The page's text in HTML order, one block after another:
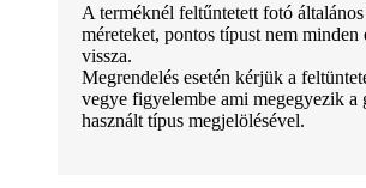
A terméknél feltűntetett fotó
méreteket, pontos típust nem minden
vissza.
Megrendelés esetén kérjük a
vegye figyelembe ami megegyezik a
használt típus megjelölésével.